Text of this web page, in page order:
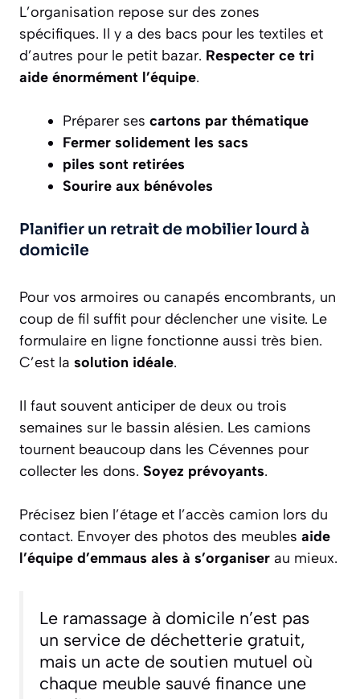
L’organisation repose sur des zones
spécifiques. Il y a des bacs pour les textiles et
d’autres pour le petit bazar. Respecter ce tri
aide énormément l’équipe.
Préparer ses cartons par thématique
Fermer solidement les sacs
piles sont retirées
Sourire aux bénévoles
Planifier un retrait de mobilier lourd à
domicile
Pour vos armoires ou canapés encombrants, un
coup de fil suffit pour déclencher une visite. Le
formulaire en ligne fonctionne aussi très bien.
C’est la solution idéale.
Il faut souvent anticiper de deux ou trois
semaines sur le bassin alésien. Les camions
tournent beaucoup dans les Cévennes pour
collecter les dons. Soyez prévoyants.
Précisez bien l’étage et l’accès camion lors du
contact. Envoyer des photos des meubles aide
l’équipe d’emmaus ales à s’organiser au mieux.
Le ramassage à domicile n’est pas
un service de déchetterie gratuit,
mais un acte de soutien mutuel où
chaque meuble sauvé finance une